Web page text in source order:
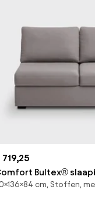
719,25
Bultex®
cm, Stoffen,